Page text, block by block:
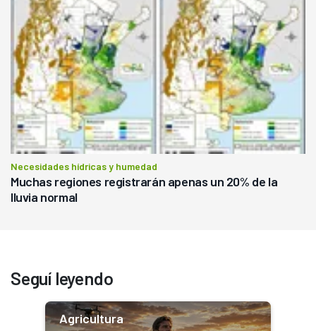
Necesidades hídricas y humedad
Muchas regiones registrarán apenas un 20% de la
lluvia normal
Seguí leyendo
Agricultura